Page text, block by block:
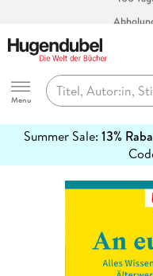
Hugendubel
Menu
Summer Sale: 13%
erfahren